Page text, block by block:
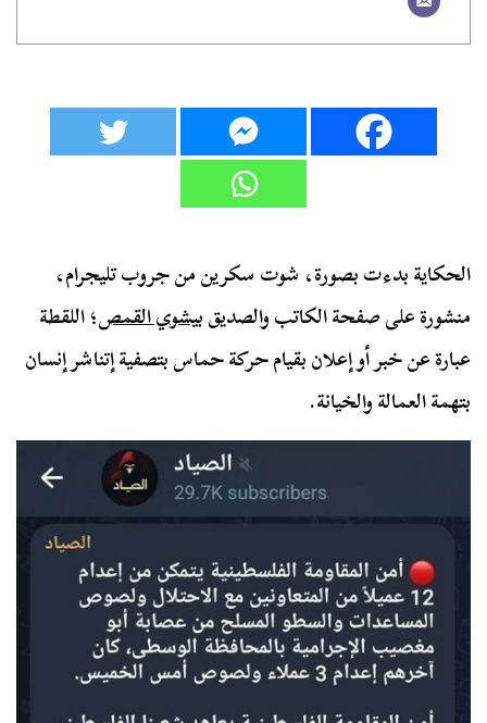
الحكاية بدءت بصورة، شوت سكرين من جروب تليجرام،
منشورة على صفحة الكاتب والصديقبيشوي القمص؛ اللقطة
عبارة عن خبر أو إعلان بقيام حركة حماس بتصفية إتناشر إنسان
بتهمة العمالة والخيانة.